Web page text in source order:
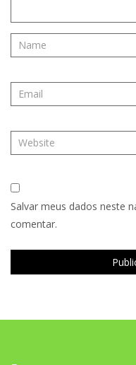
Salvar meus dados neste
comentar.